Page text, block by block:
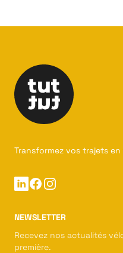
Transformez vos trajets
Linkedin
Facebook
Instagram
NEWSLETTER
Recevez nos actualités
première.